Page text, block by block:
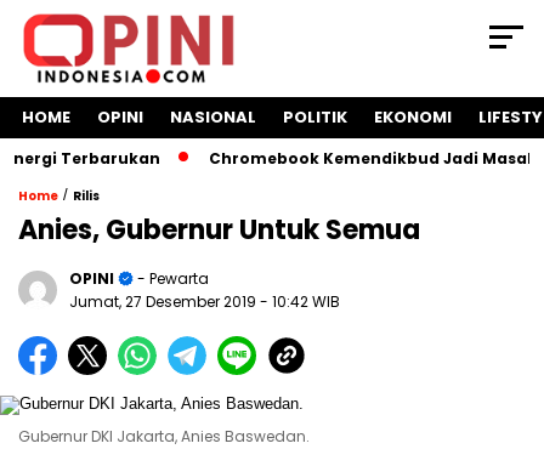
HOME OPINI NASIONAL POLITIK EKONOMI
Terbarukan Chromebook Kemendikbud Jadi Masalah
Home / Rilis
Anies, Gubernur Untuk Semua
OPINI
- Pewarta
Jumat, 27 Desember 2019 - 10:42 WIB
Gubernur DKI Jakarta, Anies Baswedan.